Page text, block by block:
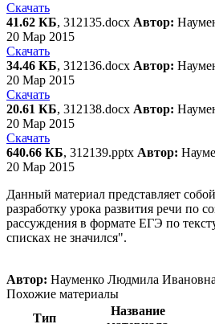
Скачать
41.62 КБ, 312135.docx Автор:
20 Мар 2015
Скачать
34.46 КБ, 312136.docx Автор:
20 Мар 2015
Скачать
20.61 КБ, 312138.docx Автор:
20 Мар 2015
Скачать
640.66 КБ, 312139.pptx Автор:
20 Мар 2015
Данный материал представляет
разработку урока развития речи по
рассуждения в формате ЕГЭ по
списках не значился".
Автор: Науменко Людмила Ивановна
Похожие материалы
Тип
Название